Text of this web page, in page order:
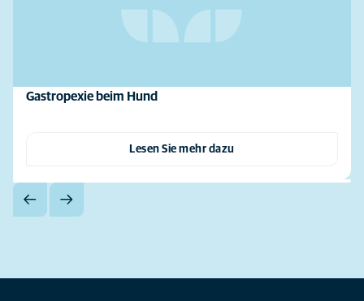
Gastropexie beim Hund
Lesen Sie mehr dazu